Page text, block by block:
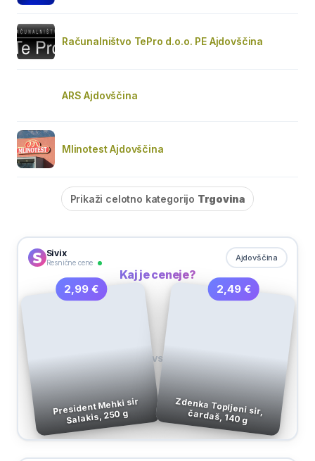
Računalništvo TePro d.o.o. PE Ajdovščina
ARS Ajdovščina
Mlinotest Ajdovščina
Prikaži celotno kategorijo Trgovina
Sivix
Resnične cene
Ajdovščina
Kaj je ceneje?
2,99 €
President Mehki sir
Salakis, 250 g
VS
2,49 €
Zdenka Topljeni sir, čardaš, 140 g